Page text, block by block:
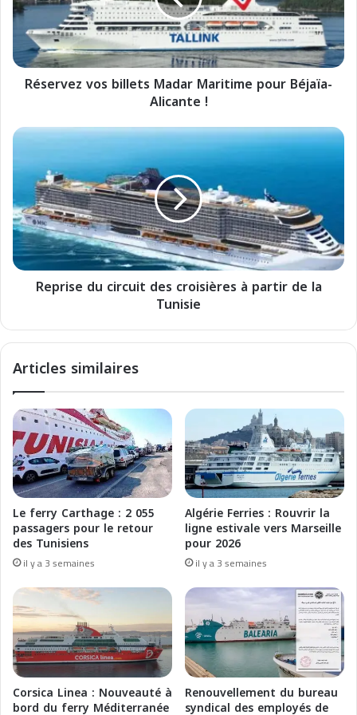
v
z
v
i
l
t
s
M
a
d
a
i
i
m
e
p
o
u
B
é
j
a
a
-
A
l
i
c
a
Réservez vos billets Madar Maritime pour Béjaïa-
Alicante !
R
p
i
s
e
d
u
c
i
e
s
c
r
o
s
i
è
r
e
s
à
p
a
r
t
i
Reprise du circuit des croisières à partir de la
Tunisie
Articles similaires
Le ferry Carthage : 2 055
passagers pour le retour
des Tunisiens
il y a 3 semaines
Algérie Ferries : Rouvrir la
ligne estivale vers Marseille
pour 2026
il y a 3 semaines
Corsica Linea : Nouveauté à
bord du ferry Méditerranée
Renouvellement du bureau
syndical des employés de